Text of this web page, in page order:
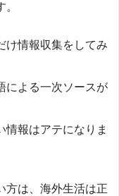
け情報収集をしてみ
による一次ソースが
情報はアテになりま
方は、海外生活は正